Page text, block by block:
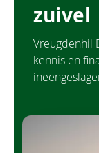
zuivel
Vreugdenhil
kennis en